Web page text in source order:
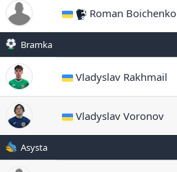
Roman Boichenko
Bramka
Vladyslav Rakhmail
Vladyslav Voronov
Asysta